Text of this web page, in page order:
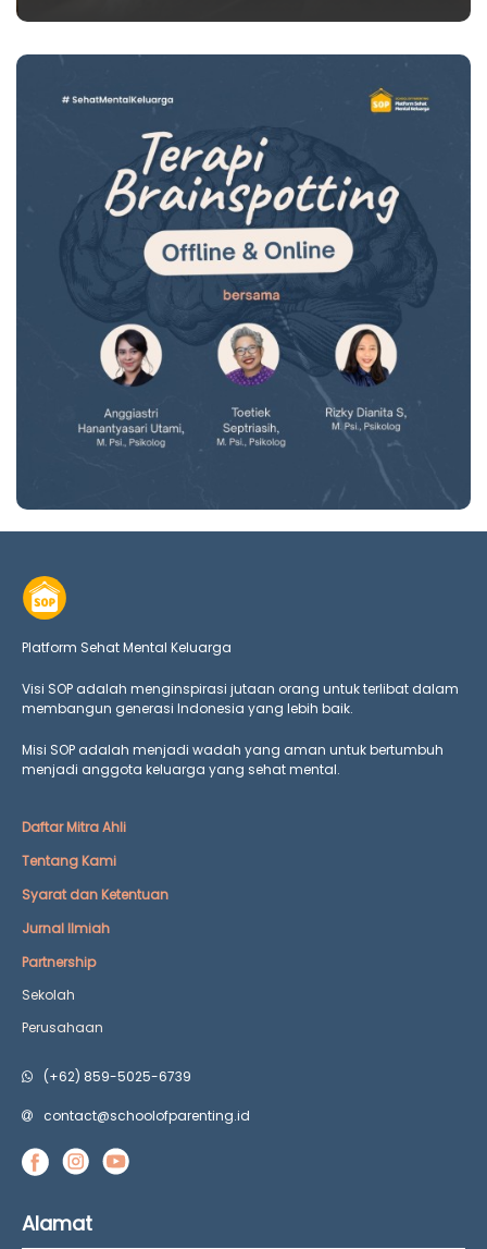
Platform Sehat Mental Keluarga
Visi SOP adalah menginspirasi jutaan orang untuk terlibat dalam
membangun generasi Indonesia yang lebih baik.
Misi SOP adalah menjadi wadah yang aman untuk bertumbuh
menjadi anggota keluarga yang sehat mental.
Daftar Mitra Ahli
Tentang Kami
Syarat dan Ketentuan
Jurnal Ilmiah
Partnership
Sekolah
Perusahaan
(+62) 859-5025-6739
contact@schoolofparenting.id
Alamat